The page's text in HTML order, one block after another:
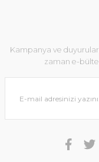
Kampanya ve
zaman e-